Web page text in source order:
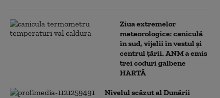
Ziua extremelor
meteorologice: caniculă
în sud, vijelii în vestul și
centrul țării. ANM a emis
trei coduri galbene
HARTĂ
Nivelul scăzut al Dunării